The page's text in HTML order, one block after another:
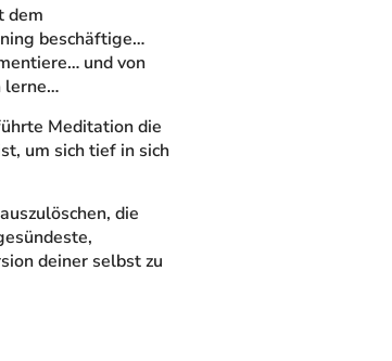
dem
beschäftige…
und von
lerne…
Meditation die
um sich tief in sich
die
deiner selbst zu